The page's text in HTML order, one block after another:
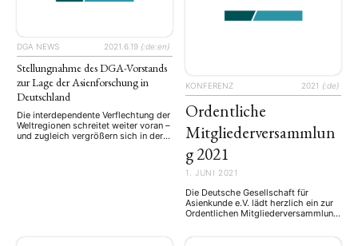
DGA NEWS 2021.6.19 {:de:en}
Stellungnahme des DGA-Vorstands
zur Lage der Asienforschung in
Deutschland
Die interdependente Verflechtung der
Weltregionen schreitet weiter voran –
und zugleich vergrößern sich in der
Strukturverschiebungen statt, die
KONFERENZ 2021 {:de}
Ordentliche
Mitgliederversammlun
g 2021
1. JUNI 2021
Die Deutsche Gesellschaft für
Asienkunde e.V. lädt herzlich ein zur
Ordentlichen Mitgliederversammlung